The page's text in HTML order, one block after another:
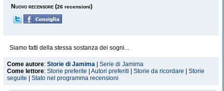
Nuovo recensore (26 recensioni)
Siamo fatti della stessa sostanza dei sogni...
Come autore: Storie di Jamima
Serie di Jamima
Come lettore: Storie preferite Autori preferiti Storie da ricordare
Storie
seguite
Stato nel programma recensioni